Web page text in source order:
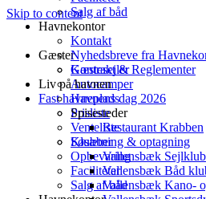
Skip to contentSalg af båd
Havnekontor
Kontakt
Nyhedsbreve fra
Kontrakt & Reglementer
Liv på havnen
Havnens dag 2026
Spisesteder
Restaurant Krabben
Klubber
Vallensbæk Sejlklub
Vallensbæk Båd
Vallensbæk Kano-
Gæster
Gæstesejler
Autocamper
Fast havneplads
Prisliste
Venteliste
Søsætning & optagning
Opbevaring
Faciliteter
Salg af båd